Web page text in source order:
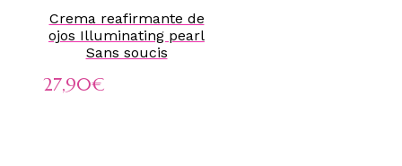
Crema reafirmante de
ojos Illuminating pearl
Sans soucis
27,90€